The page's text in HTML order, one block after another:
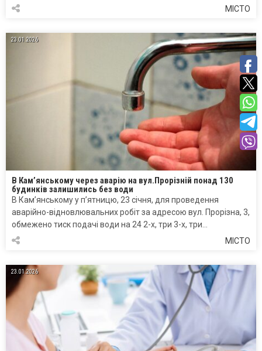
МІСТО
23.01.2026
В Кам’янському через аварію на вул.Прорізній понад 130
будинків залишились без води
В Кам’янському у п’ятницю, 23 січня, для проведення
аварійно-відновлювальних робіт за адресою вул. Прорізна, 3,
обмежено тиск подачі води на 24 2-х, три 3-х, три…
МІСТО
23.01.2026